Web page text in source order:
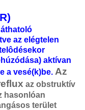
az elégtelen
aktívan
a vesé(k)be. Az
az obstruktív
hasonlóan
terület